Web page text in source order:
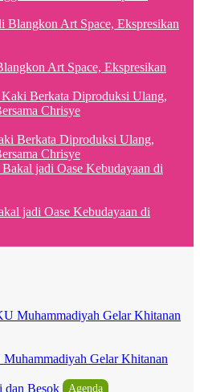
Art Space, Ekspresikan
Berkata Diproduksi Ulang,
Chrisye
jadi Oase Kebudayaan di
Gelar Khitanan
Agenda